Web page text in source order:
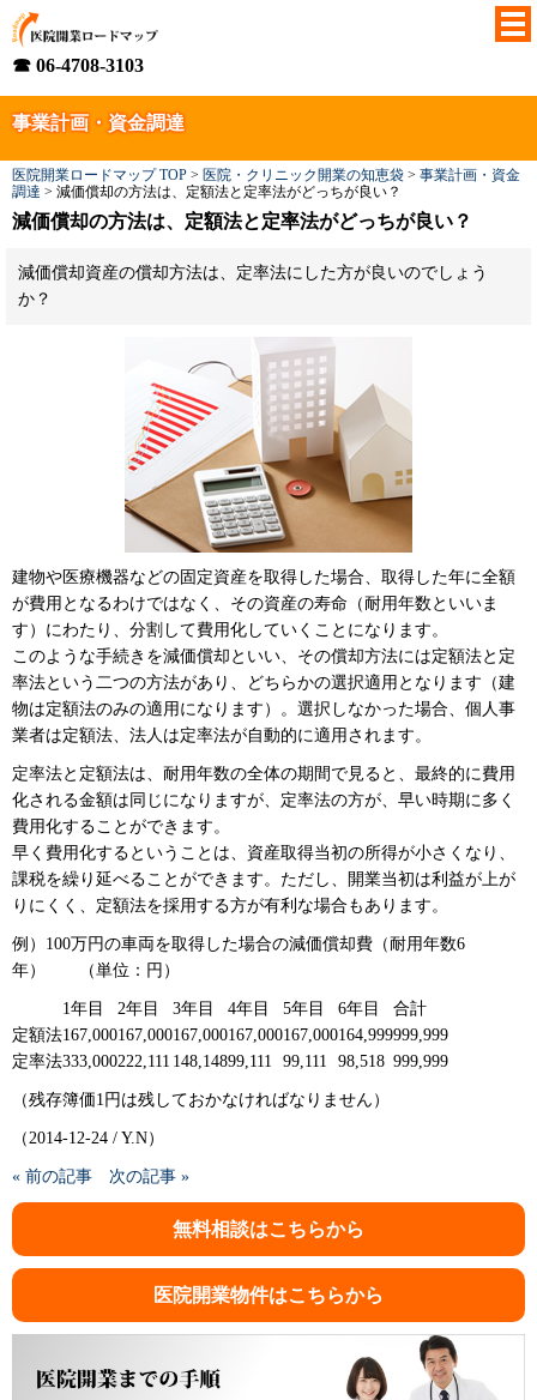
☎ 06-4708-3103
事業計画・資金調達
医院開業ロードマップ TOP > 医院・クリニック開業の知恵袋 > 事業計画・資金
調達 > 減価償却の方法は、定額法と定率法がどっちが良い？
減価償却の方法は、定額法と定率法がどっちが良い？
減価償却資産の償却方法は、定率法にした方が良いのでしょう
か？
建物や医療機器などの固定資産を取得した場合、取得した年に全額
が費用となるわけではなく、その資産の寿命（耐用年数といいま
す）にわたり、分割して費用化していくことになります。
このような手続きを減価償却といい、その償却方法には定額法と定
率法という二つの方法があり、どちらかの選択適用となります（建
物は定額法のみの適用になります）。選択しなかった場合、個人事
業者は定額法、法人は定率法が自動的に適用されます。
定率法と定額法は、耐用年数の全体の期間で見ると、最終的に費用
化される金額は同じになりますが、定率法の方が、早い時期に多く
費用化することができます。
早く費用化するということは、資産取得当初の所得が小さくなり、
課税を繰り延べることができます。ただし、開業当初は利益が上が
りにくく、定額法を採用する方が有利な場合もあります。
例）100万円の車両を取得した場合の減価償却費（耐用年数6
年） （単位：円）
1年目 2年目 3年目 4年目 5年目 6年目
合計
定額法167,000167,000167,000167,000167,000164,999999,999
定率法333,000222,111 148,14899,111 99,111 98,518 999,999
（残存簿価1円は残しておかなければなりません）
（2014-12-24 / Y.N）
« 前の記事 次の記事 »
無料相談はこちらから
医院開業物件はこちらから